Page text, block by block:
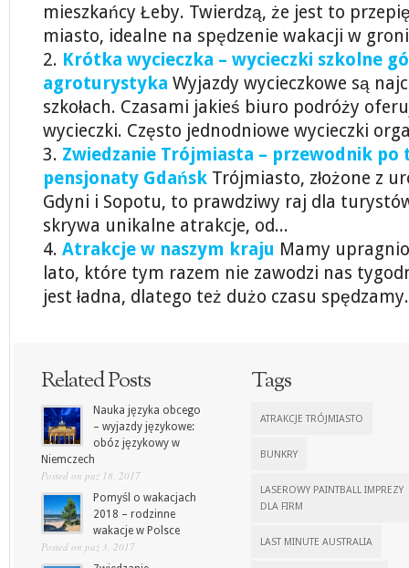
mieszkańcy Łeby. Twierdzą, że jest to
miasto, idealne na spędzenie wakacji w
Krótka wycieczka – wycieczki szkolne
agroturystyka Wyjazdy wycieczkowe są
szkołach. Czasami jakieś biuro podróży
wycieczki. Często jednodniowe wycieczki
Zwiedzanie Trójmiasta – przewodnik
pensjonaty Gdańsk Trójmiasto, złożone z
Gdyni i Sopotu, to prawdziwy raj dla
skrywa unikalne atrakcje, od...
Atrakcje w naszym kraju Mamy
lato, które tym razem nie zawodzi nas
jest ładna, dlatego też dużo czasu
Related Posts
Nauka języka obcego
– wyjazdy językowe:
obóz językowy w
Niemczech
Posted on paź 18, 2017
Pomyśl o wakacjach
2018 – rodzinne
wakacje w Polsce
Posted on paź 3, 2017
Tags
ATRAKCJE TRÓJMIASTO
BUNKRY
LASEROWY PAINTBALL IMPREZY
DLA FIRM
LAST MINUTE AUSTRALIA